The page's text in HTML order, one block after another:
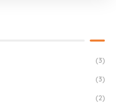
(3)
(3)
(2)